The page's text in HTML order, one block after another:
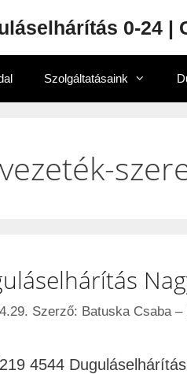
0-24 |
Szolgáltatásaink
Szerző: Batuska Csaba
4544